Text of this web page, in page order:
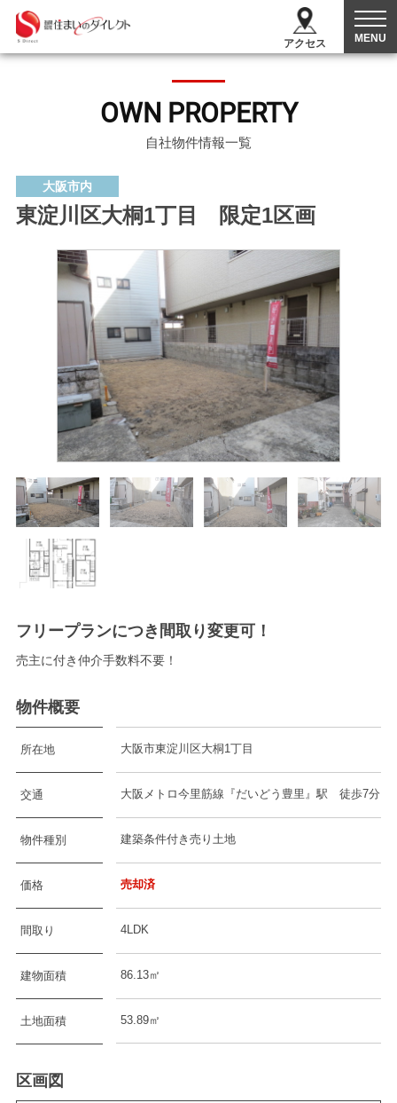
アクセス MENU
OWN PROPERTY
自社物件情報一覧
大阪市内
東淀川区大桐1丁目 限定1区画
フリープランにつき間取り変更可！
売主に付き仲介手数料不要！
物件概要
所在地 大阪市東淀川区大桐1丁目
交通 大阪メトロ今里筋線『だいどう豊里』駅 徒歩7分
物件種別 建築条件付き売り土地
価格 売却済
間取り 4LDK
建物面積 86.13㎡
土地面積 53.89㎡
区画図